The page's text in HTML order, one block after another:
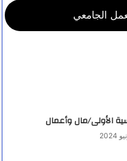
الجامعي
الأولى/مال وأعمال